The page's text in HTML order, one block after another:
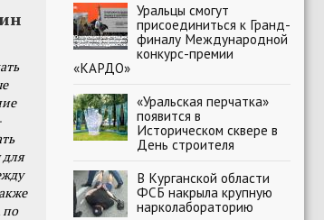
по
Уральцы смогут
присоединиться к Гранд-
финалу Международной
конкурс-премии
«КАРДО»
«Уральская перчатка»
появится в
Историческом сквере в
День строителя
В Курганской области
ФСБ накрыла крупную
нарколабораторию